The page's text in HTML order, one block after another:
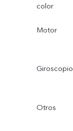
color
Motor
Giroscopio
Otros